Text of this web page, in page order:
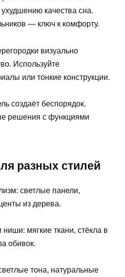
ухудшению качества сна.
— ключ к комфорту.
визуально
Используйте
или тонкие конструкции.
создаёт беспорядок.
решения с функциями
разных стилей
светлые панели,
из дерева.
мягкие ткани, стёкла в
обивок.
тона, натуральные